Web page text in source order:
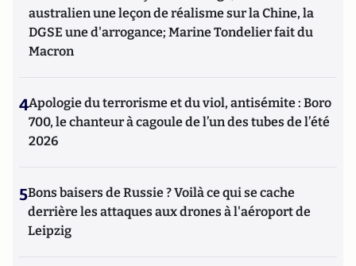
australien une leçon de réalisme sur la Chine, la
DGSE une d'arrogance; Marine Tondelier fait du
Macron
4Apologie du terrorisme et du viol, antisémite : Boro
700, le chanteur à cagoule de l’un des tubes de l’été
2026
5Bons baisers de Russie ? Voilà ce qui se cache
derrière les attaques aux drones à l'aéroport de
Leipzig